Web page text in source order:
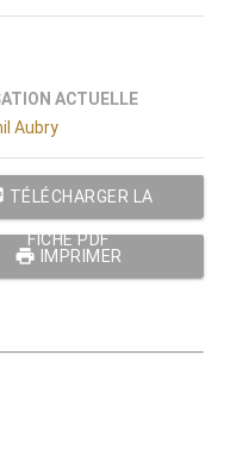
ACTUELLE
Aubry
TÉLÉCHARGER LA
FICHE PDF
print IMPRIMER